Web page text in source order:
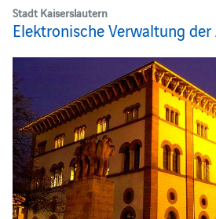
Stadt Kaiserslautern
Elektronische Verwaltung